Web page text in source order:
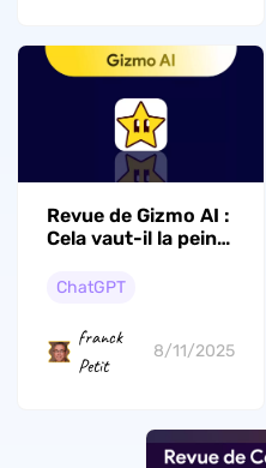
Revue de Gizmo AI :
Cela vaut-il la peine
temps ? Ma
ChatGPT
franck
Petit
8/11/2025